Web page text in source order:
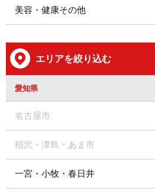
美容・健康その他
エリアを絞り込む
愛知県
名古屋市
稲沢・津島・あま市
一宮・小牧・春日井